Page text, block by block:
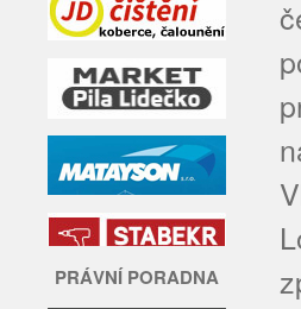
PRÁVNÍ PORADNA